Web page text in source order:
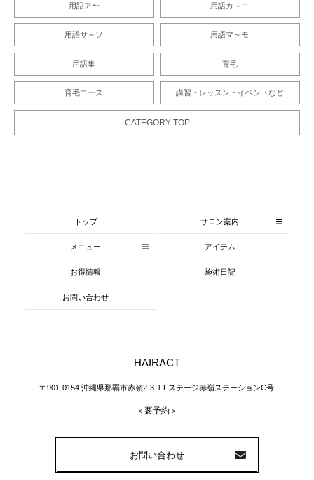
用語ア〜 用語カ～コ
用語サ～ソ 用語マ～モ
用語集 育毛
育毛コース 講習・レッスン・イベントなど
CATEGORY TOP
トップ サロン案内
メニュー アイテム
お得情報 施術日記
お問い合わせ
HAIRACT
〒901-0154 沖縄県那覇市赤嶺2-3-1 Fステージ赤嶺ステーションC号
＜要予約＞
お問い合わせ